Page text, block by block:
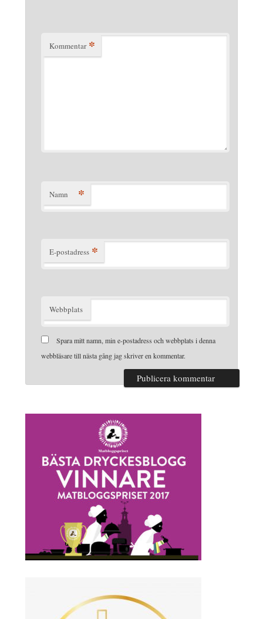
Kommentar *
Namn *
E-postadress *
Webbplats
Spara mitt namn, min e-postadress och webbplats i denna
webbläsare till nästa gång jag skriver en kommentar.